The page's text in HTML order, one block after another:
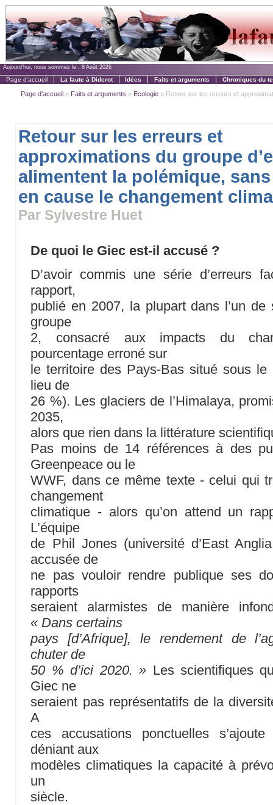
Aujourd'hui, nous sommes le : 8 Août 2026
Page d'accueil La faute à Diderot Idées Faits et arguments Chroniques du
Page d'accueil » Faits et arguments » Ecologie » Retour sur les erreurs et
Retour sur les erreurs et
approximations du groupe
alimentent la polémique,
en cause le changement
Par Sylvestre Huet
De quoi le Giec est-il accusé ?
D’avoir commis une série d’erreurs
rapport,
publié en 2007, la plupart dans l’un
groupe
2, consacré aux impacts du
pourcentage erroné sur
le territoire des Pays-Bas situé sous
lieu de
26 %). Les glaciers de l’Himalaya,
2035,
alors que rien dans la littérature
Pas moins de 14 références à des
Greenpeace ou le
WWF, dans ce même texte - celui qui
changement
climatique - alors qu’on attend un
L’équipe
de Phil Jones (université d’East
accusée de
ne pas vouloir rendre publique ses
rapports
seraient alarmistes de manière
« Dans certains
pays [d’Afrique], le rendement de
chuter de
50 % d’ici 2020. » Les scientifiques
Giec ne
seraient pas représentatifs de la
A
ces accusations ponctuelles
déniant aux
modèles climatiques la capacité à
un
siècle.